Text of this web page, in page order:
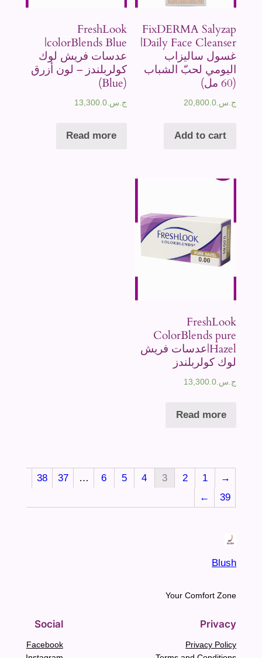
FixDERMA Salyzap
Daily Face Cleanser|
غسول ساليزاب
اليومي لحبّ الشباب
(60 مل)
ج.س. 20,800.0
Add to cart
FreshLook
colorBlends Blue|
عدسات فريش لوك
كولربلندز – لون أزرق
(Blue)
ج.س.13,300.0
Read more
FreshLook
ColorBlends pure
Hazel|عدسات فريش
لوك كولربلندز
ج.س. 13,300.0
Read more
→
1
2
3
4
5
6
…
37
38
39
←
Blush
Your Comfort Zone
Privacy
Privacy Policy
Social
Facebook